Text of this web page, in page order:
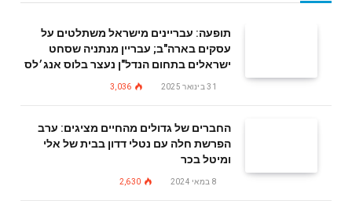
תופעה: עבריינים מישראל משתלטים על
עסקים בארה"ב; עבריין מנתניה שסחט
ישראלים בתחום הנדל"ן נעצר בלוס אנג׳לס
31 בינואר 2025 3,036
החברים של גדולים מהחיים מציגים: ערב
הפרשת חלה עם נטלי דדון בבית של אלי
ומיטל בכר
8 במאי 2024 2,630